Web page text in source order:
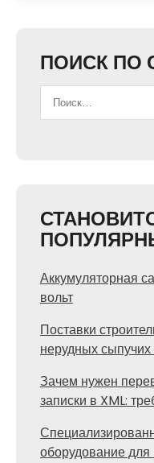
ПОИСК ПО
Аккумуляторная
вольт
Поставки
нерудных
Зачем нужен
записки в XML:
оборудование